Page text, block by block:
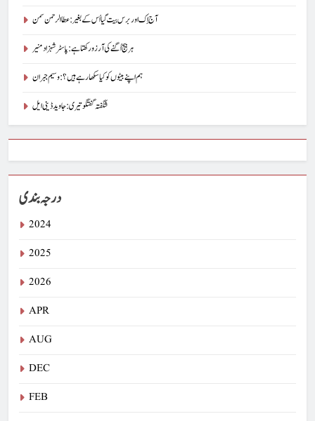
آج اِک اور برس بیت گیا اُس کے بغیر : عطاالرحمن سمن
ہر بیج اُگنے کی آرزو رکھتا ہے : پاسٹر شہزاد منیر
ہم اپنے بیٹوں کو کیا سکھا رہے ہیں؟ : وسیم جبران
شگفتہ گفتگو تیری : جاوید ڈینی ایل
درجہ بندی
2024
2025
2026
APR
AUG
DEC
FEB